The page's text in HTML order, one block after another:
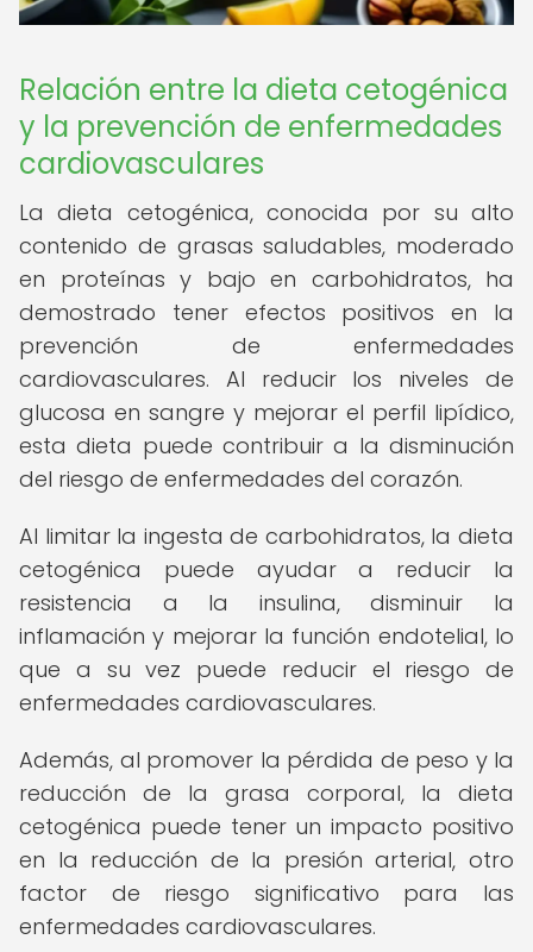
Relación entre la dieta cetogénica
y la prevención de enfermedades
cardiovasculares
La dieta cetogénica, conocida por su alto
contenido de grasas saludables, moderado
en proteínas y bajo en carbohidratos, ha
demostrado tener efectos positivos en la
prevención de enfermedades
cardiovasculares. Al reducir los niveles de
glucosa en sangre y mejorar el perfil lipídico,
esta dieta puede contribuir a la disminución
del riesgo de enfermedades del corazón.
Al limitar la ingesta de carbohidratos, la dieta
cetogénica puede ayudar a reducir la
resistencia a la insulina, disminuir la
inflamación y mejorar la función endotelial, lo
que a su vez puede reducir el riesgo de
enfermedades cardiovasculares.
Además, al promover la pérdida de peso y la
reducción de la grasa corporal, la dieta
cetogénica puede tener un impacto positivo
en la reducción de la presión arterial, otro
factor de riesgo significativo para las
enfermedades cardiovasculares.